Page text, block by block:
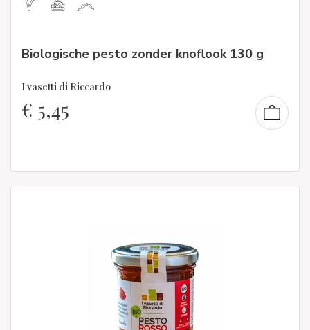
Biologische pesto zonder knoflook 130 g
I vasetti di Riccardo
€ 5,45